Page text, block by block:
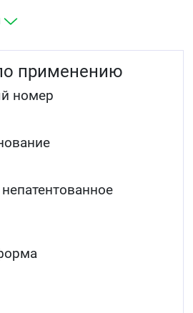
левого желудочка (в
развития инфаркта
госпитализаций по поводу
применению
номер